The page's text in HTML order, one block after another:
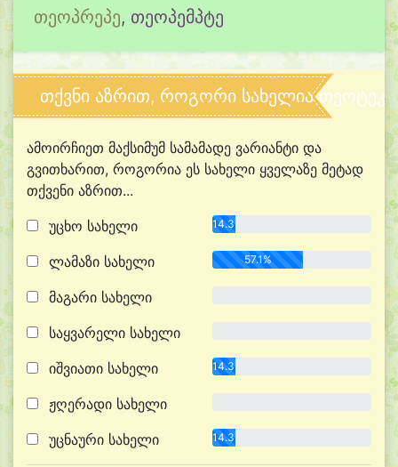
თეოპრეპე, თეოპემპტე
თქვნი აზრით, როგორი სახელია
ამოირჩიეთ მაქსიმუმ სამამადე ვარიანტი და
გვითხარით, როგორია ეს სახელი ყველაზე მეტად
თქვენი აზრით...
უცხო სახელი
14.3%
ლამაზი სახელი 57.1%
მაგარი სახელი
საყვარელი სახელი
იშვიათი სახელი 14.3%
ჟღერადი სახელი
უცნაური სახელი 14.3%